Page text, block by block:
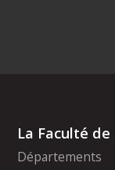
La Faculté
Départements